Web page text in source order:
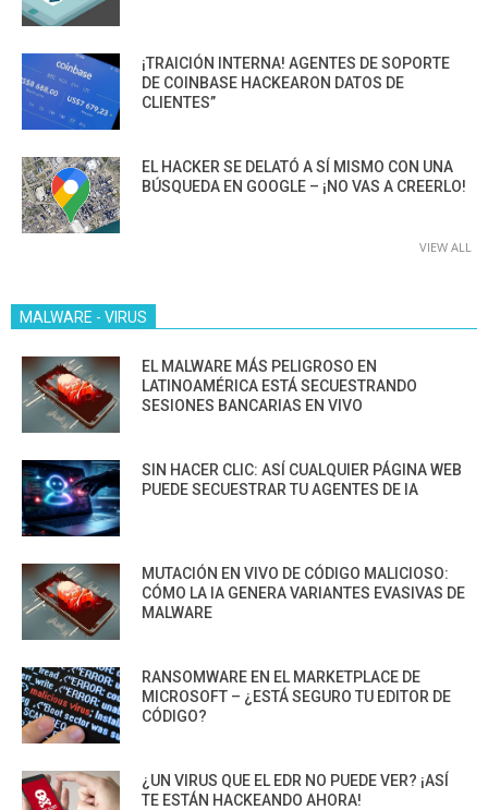
¡TRAICIÓN INTERNA! AGENTES DE SOPORTE
DE COINBASE HACKEARON DATOS DE
CLIENTES”
EL HACKER SE DELATÓ A SÍ MISMO CON UNA
BÚSQUEDA EN GOOGLE – ¡NO VAS A CREERLO!
VIEW ALL
MALWARE - VIRUS
EL MALWARE MÁS PELIGROSO EN
LATINOAMÉRICA ESTÁ SECUESTRANDO
SESIONES BANCARIAS EN VIVO
SIN HACER CLIC: ASÍ CUALQUIER PÁGINA WEB
PUEDE SECUESTRAR TU AGENTES DE IA
MUTACIÓN EN VIVO DE CÓDIGO MALICIOSO:
CÓMO LA IA GENERA VARIANTES EVASIVAS DE
MALWARE
RANSOMWARE EN EL MARKETPLACE DE
MICROSOFT – ¿ESTÁ SEGURO TU EDITOR DE
CÓDIGO?
¿UN VIRUS QUE EL EDR NO PUEDE VER? ¡ASÍ
TE ESTÁN HACKEANDO AHORA!